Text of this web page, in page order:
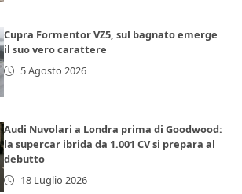
Cupra Formentor VZ5, sul bagnato emerge
il suo vero carattere
5 Agosto 2026
Audi Nuvolari a Londra prima di Goodwood:
la supercar ibrida da 1.001 CV si prepara al
debutto
18 Luglio 2026